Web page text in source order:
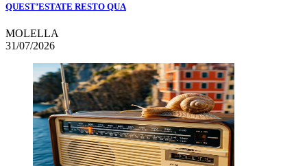
QUEST’ESTATE RESTO QUA
MOLELLA
31/07/2026